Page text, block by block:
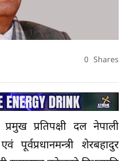
0 Shares
प्रतिपक्षी दल नेपाली
पूर्वप्रधानमन्त्री शेरबहादुर